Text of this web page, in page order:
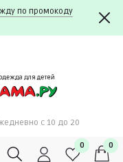
по промокоду
c 10 до 20
0 0